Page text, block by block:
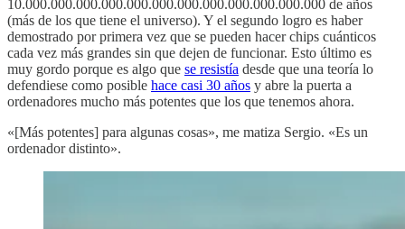
10.000.000.000.000.000.000.000.000.000.000.000.000 de años
(más de los que tiene el universo). Y el segundo logro es haber
demostrado por primera vez que se pueden hacer chips cuánticos
cada vez más grandes sin que dejen de funcionar. Esto último es
muy gordo porque es algo que se resistía desde que una teoría lo
defendiese como posible hace casi 30 años y abre la puerta a
ordenadores mucho más potentes que los que tenemos ahora.
«[Más potentes] para algunas cosas», me matiza Sergio. «Es un
ordenador distinto».